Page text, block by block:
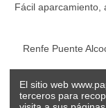
Fácil aparcamiento,
Renfe Puente
El sitio web
terceros para